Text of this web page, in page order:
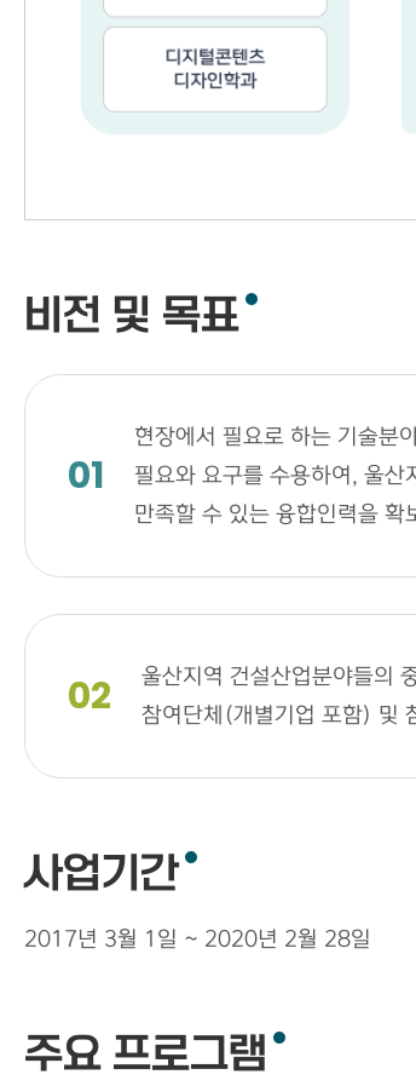
비전 및 목표
01
현장에서 필요로 하는 기술분
필요와 요구를 수용하여, 울
만족할 수 있는 융합인력을 확
02
울산지역 건설산업분야들의
참여단체(개별기업 포함) 및
사업기간
2017년 3월 1일 ~ 2020년 2월 28일
주요 프로그램